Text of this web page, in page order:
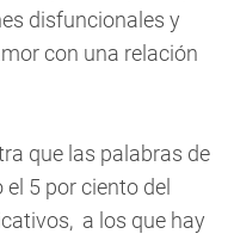
disfuncionales y
con una relación
que las palabras de
5 por ciento del
a los que hay